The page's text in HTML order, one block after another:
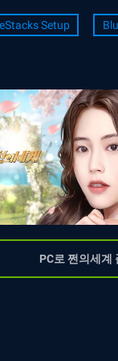
Setup
PC로 쩐의세계